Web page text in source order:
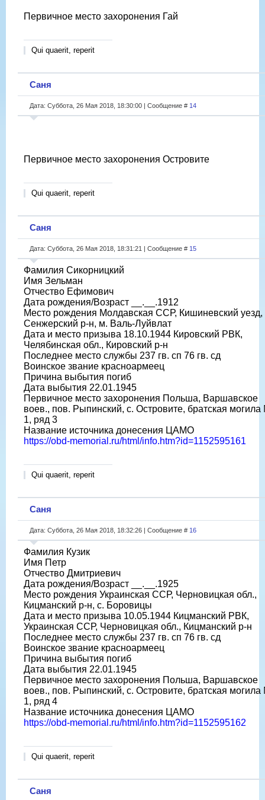
Первичное место захоронения Гай
Qui quaerit, reperit
Саня
Дата: Суббота, 26 Мая 2018, 18:30:00 | Сообщение # 14
Первичное место захоронения Островите
Qui quaerit, reperit
Саня
Дата: Суббота, 26 Мая 2018, 18:31:21 | Сообщение # 15
Фамилия Сикорницкий
Имя Зельман
Отчество Ефимович
Дата рождения/Возраст __.__.1912
Место рождения Молдавская ССР, Кишиневский уезд,
Сенжерский р-н, м. Валь-Луйвлат
Дата и место призыва 18.10.1944 Кировский РВК,
Челябинская обл., Кировский р-н
Последнее место службы 237 гв. сп 76 гв. сд
Воинское звание красноармеец
Причина выбытия погиб
Дата выбытия 22.01.1945
Первичное место захоронения Польша, Варшавское
воев., пов. Рыпинский, с. Островите, братская
1, ряд 3
Название источника донесения ЦАМО
https://obd-memorial.ru/html/info.htm?id=1152595161
Qui quaerit, reperit
Саня
Дата: Суббота, 26 Мая 2018, 18:32:26 | Сообщение # 16
Фамилия Кузик
Имя Петр
Отчество Дмитриевич
Дата рождения/Возраст __.__.1925
Место рождения Украинская ССР, Черновицкая обл.,
Кицманский р-н, с. Боровицы
Дата и место призыва 10.05.1944 Кицманский РВК,
Украинская ССР, Черновицкая обл., Кицманский р-н
Последнее место службы 237 гв. сп 76 гв. сд
Воинское звание красноармеец
Причина выбытия погиб
Дата выбытия 22.01.1945
Первичное место захоронения Польша, Варшавское
воев., пов. Рыпинский, с. Островите, братская
1, ряд 4
Название источника донесения ЦАМО
https://obd-memorial.ru/html/info.htm?id=1152595162
Qui quaerit, reperit
Саня